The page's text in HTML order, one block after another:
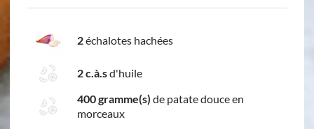
2échalotes hachées
2 c.à.sd'huile
400 gramme(s) de patate douce en
morceaux